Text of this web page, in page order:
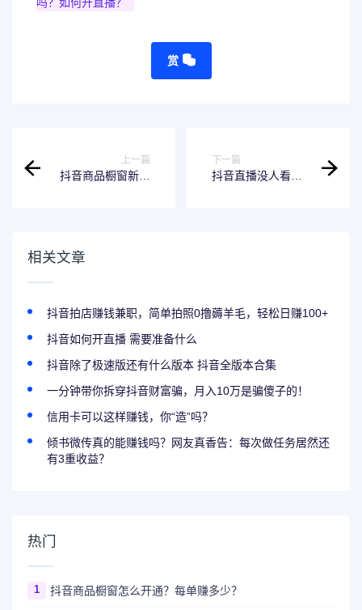
赏
上一篇
抖音商品橱窗新手
下一篇
抖音直播没人看会
相关文章
抖音拍店赚钱兼职，简单拍照0撸薅羊毛，轻松日赚100+
抖音如何开直播 需要准备什么
抖音除了极速版还有什么版本 抖音全版本合集
一分钟带你拆穿抖音财富骗，月入10万是骗傻子的！
信用卡可以这样赚钱，你“造”吗？
倾书微传真的能赚钱吗？网友真香告：每次做任务居然还
有3重收益？
热门
1 抖音商品橱窗怎么开通？每单赚多少？